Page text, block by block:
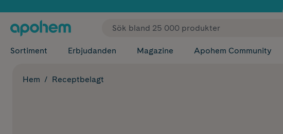
✓ Fri frakt
Sortiment Erbjudanden Magazine Apohem Community
Hem Receptbelagt